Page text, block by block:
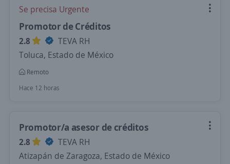
Se precisa Urgente
Promotor de Créditos
2.8
TEVA RH
Toluca, Estado de México
Remoto
Hace 12 horas
Promotor/a asesor de créditos
2.8
TEVA RH
Atizapán de Zaragoza, Estado de México